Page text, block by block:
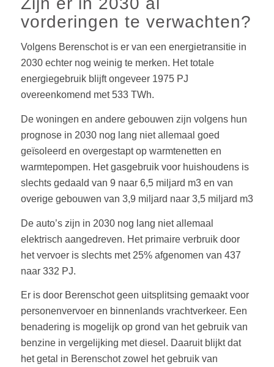
vorderingen te verwachten?
Volgens Berenschot is er van een energietransitie in
2030 echter nog weinig te merken. Het totale
energiegebruik blijft ongeveer 1975 PJ
overeenkomend met 533 TWh.
De woningen en andere gebouwen zijn volgens hun
prognose in 2030 nog lang niet allemaal goed
geïsoleerd en overgestapt op warmtenetten en
warmtepompen. Het gasgebruik voor huishoudens is
slechts gedaald van 9 naar 6,5 miljard m3 en van
overige gebouwen van 3,9 miljard naar 3,5 miljard m3
De auto’s zijn in 2030 nog lang niet allemaal
elektrisch aangedreven. Het primaire verbruik door
het vervoer is slechts met 25% afgenomen van 437
naar 332 PJ.
Er is door Berenschot geen uitsplitsing gemaakt voor
personenvervoer en binnenlands vrachtverkeer. Een
benadering is mogelijk op grond van het gebruik van
benzine in vergelijking met diesel. Daaruit blijkt dat
het getal in Berenschot zowel het gebruik van